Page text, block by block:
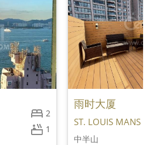
2
1
雨时大厦
ST. LOUIS MANS
中半山